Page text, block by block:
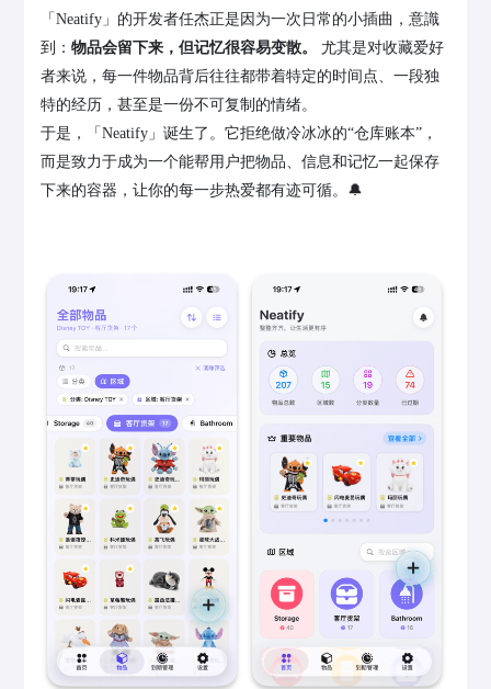
「Neatify」的开发者任杰正是因为一次日常的小插曲，意識
到：物品会留下来，但记忆很容易变散。
尤其是对收藏爱好
者来说，每一件物品背后往往都带着特定的时间点、一段独
特的经历，甚至是一份不可复制的情绪。
于是，「Neatify」诞生了。它拒绝做冷冰冰的“仓库账本”，
而是致力于成为一个能帮用户把物品、信息和记忆一起保存
下来的容器，让你的每一步热爱都有迹可循。🔔